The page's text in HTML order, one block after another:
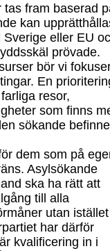
tas fram baserad
kan
Sverige eller EU
prövade.
bör vi
. En
resor,
som finns
sökande
dem som på
Asylsökande
ska ha rätt att
till alla
utan istället
har därför
kvalificering in i